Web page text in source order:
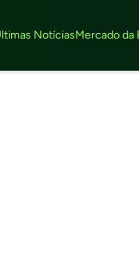
NotíciasMercado da